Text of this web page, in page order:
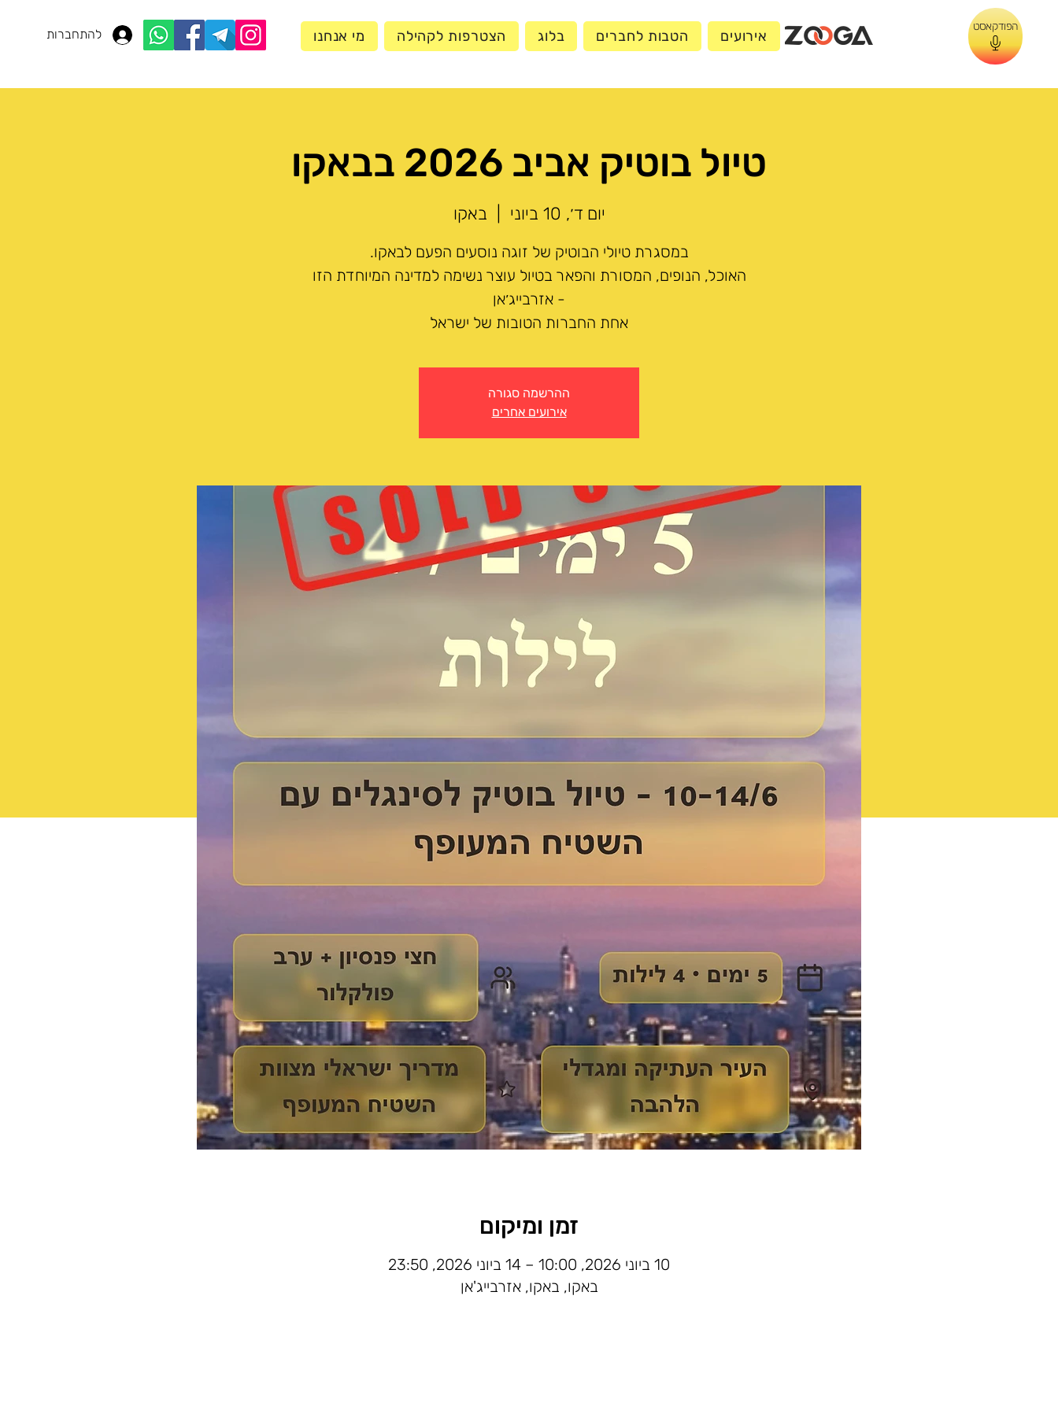
הפודקאסט
להתחברות אירועים הטבות לחברים בלוג הצטרפות לקהילה מי אנחנו
טיול בוטיק אביב 2026 בבאקו
יום ד׳, 10 ביוני באקו
האוכל, הנופים, המסורת והפאר בטיול עוצר נשימה למדינה המיוחדת הזו
אחת החברות הטובות של ישראל
ההרשמה סגורה
אירועים אחרים
זמן ומיקום
10 ביוני 2026, 10:00 – 14 ביוני 2026, 23:50
באקו, באקו, אזרבייג'אן